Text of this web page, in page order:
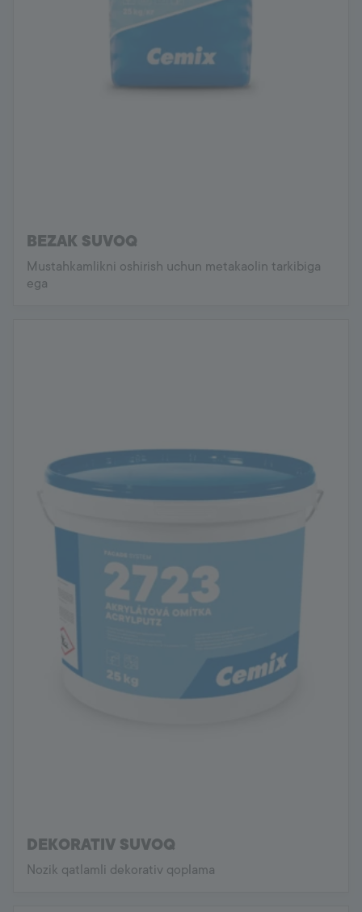
BEZAK SUVOQ
Mustahkamlikni oshirish uchun metakaolin tarkibiga
ega
DEKORATIV SUVOQ
Nozik qatlamli dekorativ qoplama